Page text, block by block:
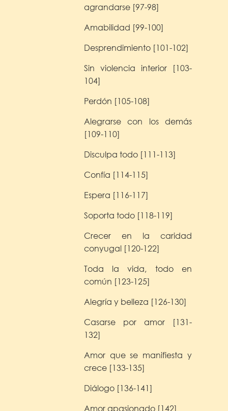
agrandarse [97-98]
Amabilidad [99-100]
Desprendimiento [101-102]
Sin violencia interior [103-
104]
Perdón [105-108]
Alegrarse con los demás
[109-110]
Disculpa todo [111-113]
Confía [114-115]
Espera [116-117]
Soporta todo [118-119]
Crecer en la caridad
conyugal [120-122]
Toda la vida, todo en
común [123-125]
Alegría y belleza [126-130]
Casarse por amor [131-
132]
Amor que se manifiesta y
crece [133-135]
Diálogo [136-141]
Amor apasionado [142]